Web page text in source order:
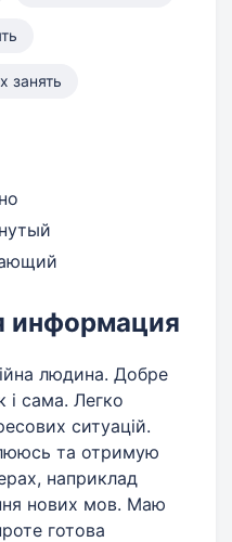
занять
информация
людина. Добре
і сама. Легко
ситуацій.
та отримую
наприклад
нових мов. Маю
готова